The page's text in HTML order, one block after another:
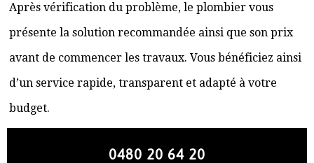
Après vérification du problème, le plombier vous
présente la solution recommandée ainsi que son prix
avant de commencer les travaux. Vous bénéficiez ainsi
d’un service rapide, transparent et adapté à votre
budget.
0480 20 64 20